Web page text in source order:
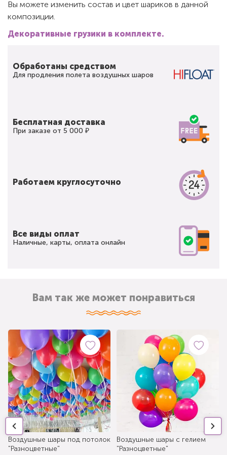
Вы можете изменить состав и цвет шариков в данной
композиции.
Декоративные грузики в комплекте.
Обработаны средством
Для продления полета воздушных шаров
Бесплатная доставка
При заказе от 5 000 ₽
Работаем круглосуточно
Все виды оплат
Наличные, карты, оплата онлайн
Вам так же может понравиться
Воздушные шары под потолок
"Разноцветные"
Воздушные шары с гелием
"Разноцветные"